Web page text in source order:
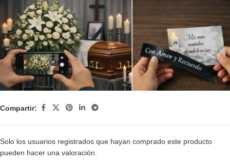
Compartir:
Solo los usuarios registrados que hayan comprado este producto
pueden hacer una valoración.